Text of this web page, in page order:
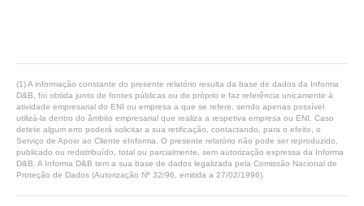
(1) A informação constante do presente relatório resulta da base de dados da Informa
D&B, foi obtida junto de fontes públicas ou do próprio e faz referência unicamente à
atividade empresarial do ENI ou empresa a que se refere, sendo apenas possível
utilizá-la dentro do âmbito empresarial que realiza a respetiva empresa ou ENI. Caso
detete algum erro poderá solicitar a sua retificação, contactando, para o efeito, o
Serviço de Apoio ao Cliente eInforma. O presente relatório não pode ser reproduzido,
publicado ou redistribuído, total ou parcialmente, sem autorização expressa da Informa
D&B. A Informa D&B tem a sua base de dados legalizada pela Comissão Nacional de
Proteção de Dados (Autorização Nº 32/96, emitida a 27/02/1996).